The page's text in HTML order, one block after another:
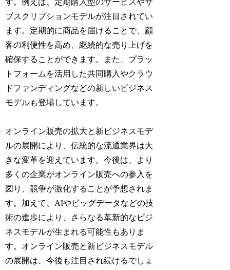
ブスクリプションモデルが注目されてい
ます。定期的に商品を届けることで、顧
客の利便性を高め、継続的な売り上げを
確保することができます。また、プラッ
トフォームを活用した共同購入やクラウ
ドファンディングなどの新しいビジネス
モデルも登場しています。
オンライン販売の拡大と新ビジネスモデ
ルの展開により、伝統的な流通業界は大
きな変革を迎えています。今後は、より
多くの企業がオンライン販売への参入を
図り、競争が激化することが予想されま
す。加えて、AIやビッグデータなどの技
術の進歩により、さらなる革新的なビジ
ネスモデルが生まれる可能性もありま
す。オンライン販売と新ビジネスモデル
の展開は、今後も注目され続けるでしょ